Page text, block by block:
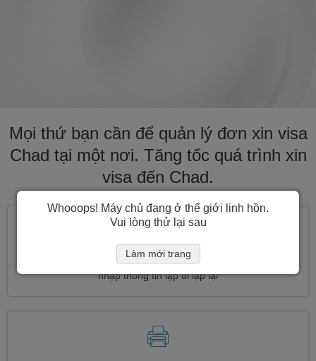
Mọi thứ bạn cần để quản lý đơn xin visa
Chad tại một nơi. Tăng tốc quá trình xin
visa đến Chad.
Đăng ký nhiều loại visa cùng một lúc
nhập thông tin lặp đi lặp lại
Whooops! Máy chủ đang ở thế giới linh hồn.
Vui lòng thử lại sau
Làm mới trang